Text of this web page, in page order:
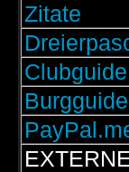
Zitate
Clubguide
Burgguide